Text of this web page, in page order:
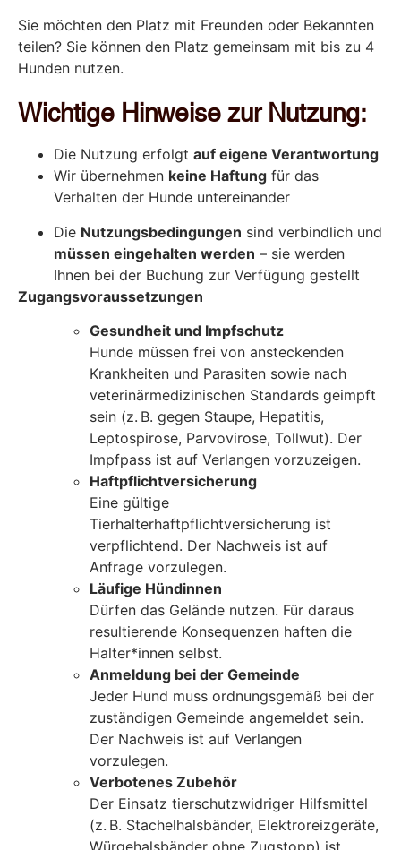
Sie möchten den Platz mit Freunden oder Bekannten
teilen? Sie können den Platz gemeinsam mit bis zu 4
Hunden nutzen.
Wichtige Hinweise zur Nutzung:
Die Nutzung erfolgt auf eigene Verantwortung
Wir übernehmen keine Haftung für das
Verhalten der Hunde untereinander
Die Nutzungsbedingungen sind verbindlich und
müssen eingehalten werden – sie werden
Ihnen bei der Buchung zur Verfügung gestellt
Zugangsvoraussetzungen
Gesundheit und Impfschutz
Hunde müssen frei von ansteckenden
Krankheiten und Parasiten sowie nach
veterinärmedizinischen Standards geimpft
sein (z. B. gegen Staupe, Hepatitis,
Leptospirose, Parvovirose, Tollwut). Der
Impfpass ist auf Verlangen vorzuzeigen.
Haftpflichtversicherung
Eine gültige
Tierhalterhaftpflichtversicherung ist
verpflichtend. Der Nachweis ist auf
Anfrage vorzulegen.
Läufige Hündinnen
Dürfen das Gelände nutzen. Für daraus
resultierende Konsequenzen haften die
Halter*innen selbst.
Anmeldung bei der Gemeinde
Jeder Hund muss ordnungsgemäß bei der
zuständigen Gemeinde angemeldet sein.
Der Nachweis ist auf Verlangen
vorzulegen.
Verbotenes Zubehör
Der Einsatz tierschutzwidriger Hilfsmittel
(z. B. Stachelhalsbänder, Elektroreizgeräte,